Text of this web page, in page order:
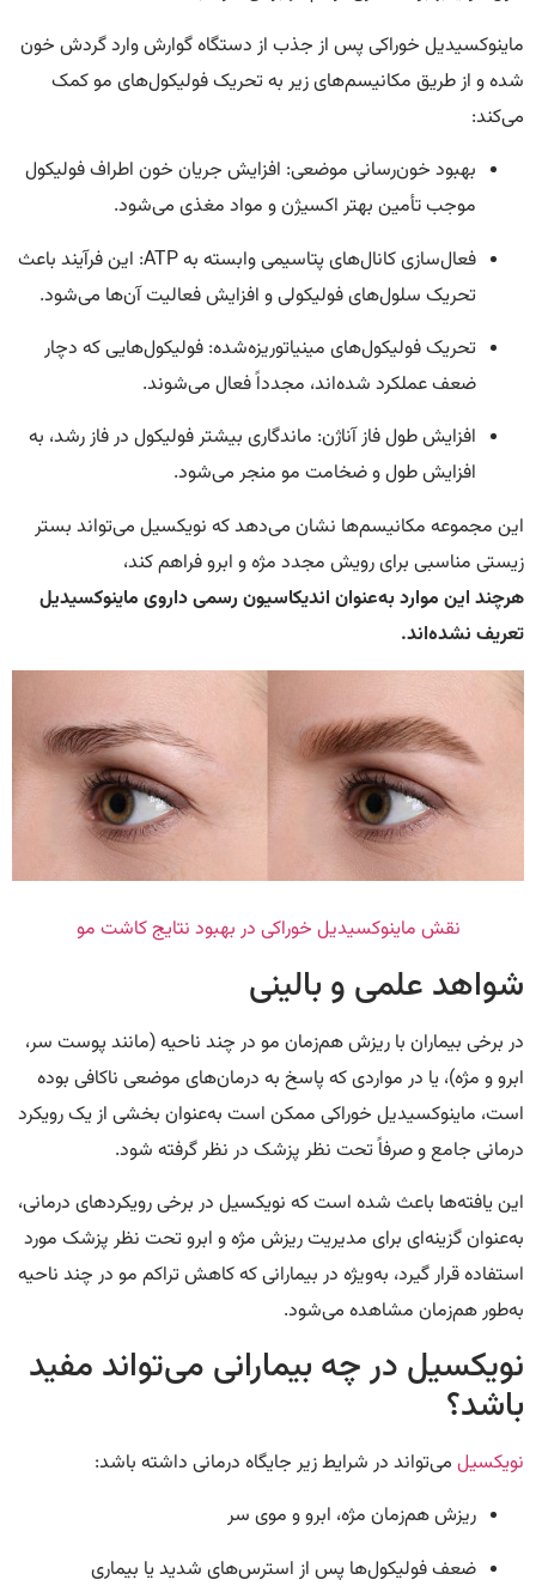
ماینوکسیدیل خوراکی پس از جذب از دستگاه گوارش وارد گردش خون
شده و از طریق مکانیسم‌های زیر به تحریک فولیکول‌های مو کمک
می‌کند:
بهبود خون‌رسانی موضعی: افزایش جریان خون اطراف فولیکول
موجب تأمین بهتر اکسیژن و مواد مغذی می‌شود.
فعال‌سازی کانال‌های پتاسیمی وابسته به ATP: این فرآیند باعث
تحریک سلول‌های فولیکولی و افزایش فعالیت آن‌ها می‌شود.
تحریک فولیکول‌های مینیاتوریزه‌شده: فولیکول‌هایی که دچار
ضعف عملکرد شده‌اند، مجدداً فعال می‌شوند.
افزایش طول فاز آناژن: ماندگاری بیشتر فولیکول در فاز رشد، به
افزایش طول و ضخامت مو منجر می‌شود.
این مجموعه مکانیسم‌ها نشان می‌دهد که نویکسیل می‌تواند بستر
زیستی مناسبی برای رویش مجدد مژه و ابرو فراهم کند،
هرچند این موارد به‌عنوان اندیکاسیون رسمی داروی ماینوکسیدیل
تعریف نشده‌اند.
نقش ماینوکسیدیل خوراکی در بهبود نتایج کاشت مو
شواهد علمی و بالینی
در برخی بیماران با ریزش هم‌زمان مو در چند ناحیه (مانند پوست سر،
ابرو و مژه)، یا در مواردی که پاسخ به درمان‌های موضعی ناکافی بوده
است، ماینوکسیدیل خوراکی ممکن است به‌عنوان بخشی از یک رویکرد
درمانی جامع و صرفاً تحت نظر پزشک در نظر گرفته شود.
این یافته‌ها باعث شده است که نویکسیل در برخی رویکردهای درمانی،
به‌عنوان گزینه‌ای برای مدیریت ریزش مژه و ابرو تحت نظر پزشک مورد
استفاده قرار گیرد، به‌ویژه در بیمارانی که کاهش تراکم مو در چند ناحیه
به‌طور هم‌زمان مشاهده می‌شود.
نویکسیل در چه بیمارانی می‌تواند مفید
باشد؟
نویکسیل می‌تواند در شرایط زیر جایگاه درمانی داشته باشد:
ریزش هم‌زمان مژه، ابرو و موی سر
ضعف فولیکول‌ها پس از استرس‌های شدید یا بیماری